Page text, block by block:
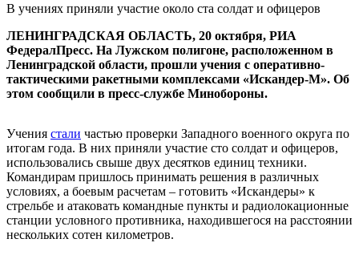
В учениях приняли участие около ста солдат и офицеров
ЛЕНИНГРАДСКАЯ ОБЛАСТЬ, 20 октября, РИА
ФедералПресс. На Лужском полигоне, расположенном в
Ленинградской области, прошли учения с оперативно-
тактическими ракетными комплексами «Искандер-М». Об
этом сообщили в пресс-службе Минобороны.
Учения стали частью проверки Западного военного округа по
итогам года. В них приняли участие сто солдат и офицеров,
использовались свыше двух десятков единиц техники.
Командирам пришлось принимать решения в различных
условиях, а боевым расчетам – готовить «Искандеры» к
стрельбе и атаковать командные пункты и радиолокационные
станции условного противника, находившегося на расстоянии
нескольких сотен километров.